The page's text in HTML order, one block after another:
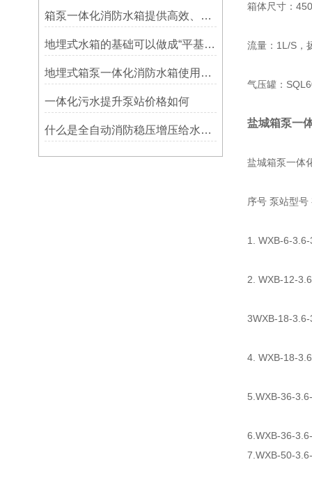
箱泵一体化消防水箱提供高效、安全、灵活的消防解决方案
地埋式水箱的基础可以做成“平基础”吗
地埋式箱泵一体化消防水箱使用中可能出现的问题
一体化污水提升泵站价格如何
什么是全自动消防稳压增压给水设备
箱体尺寸：
流量：1L/S，
气压罐：
盐城箱泵一
盐城箱泵一体
序号 泵站型
1. WXB-6-
2. WXB-12-
3WXB-18-
4. WXB-18-
5.WXB-36-
6.WXB-36-
7.WXB-50-